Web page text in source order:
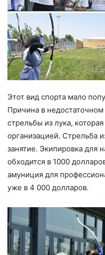
Этот вид спорта мало
Причина в
стрельбы из лука,
организацией. Стрельба
занятие. Экипировка для
обходится в 1000
амуниция для
уже в 4 000 долларов.